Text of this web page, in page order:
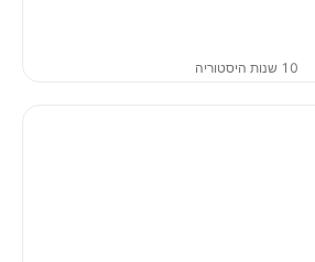
10 שנות היסטוריה